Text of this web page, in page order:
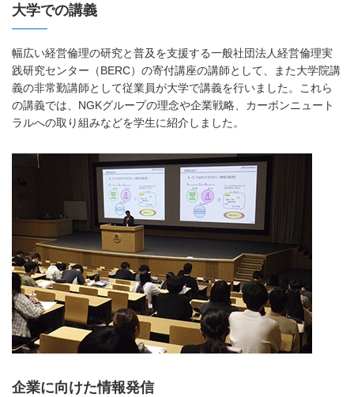
大学での講義
幅広い経営倫理の研究と普及を支援する一般社団法人経営倫理実
践研究センター（BERC）の寄付講座の講師として、また大学院講
義の非常勤講師として従業員が大学で講義を行いました。これら
の講義では、NGKグループの理念や企業戦略、カーボンニュート
ラルへの取り組みなどを学生に紹介しました。
企業に向けた情報発信